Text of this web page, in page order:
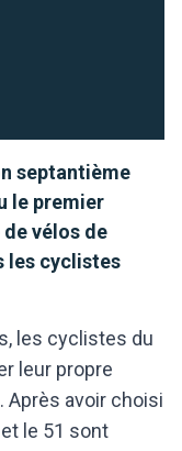
septantième
le premier
vélos de
les cyclistes
les cyclistes du
leur propre
. Après avoir choisi
le 51 sont